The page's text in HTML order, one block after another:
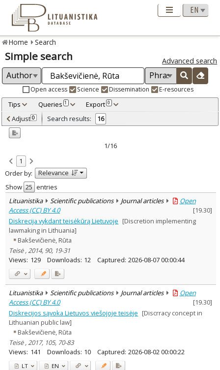
Home Search
Simple search Advanced search
Open access Science Dissemination E-resources
Tips Queries 1 Export 0
Adjusted by criteria 0
Year
Refine
Open access
Scientific publications 16
Document Type:
Books & books parts 1
Journal articles 14
Dissertations 1
Subject area:
Sociology 1
Law 16
Text language
Historical periods
Lithuanian place names
Subject
Journal
Adjust 0 Search results: 16
1/16
1
Order by:
Relevance
Show
entries
Lituanistika
Scientific publications Journal articles
Open
Access (CC) BY 4.0
[19.30]
Diskrecija vykdant teisėkūrą Lietuvoje [Discretion implementing
lawmaking in Lithuania]
Bakševičienė, Rūta
Teisė , 2014, 90, 19-31
Views: 129 Downloads: 12 Captured: 2026-08-07 00:00:44
Lituanistika Scientific publications Journal articles
Open
Access (CC) BY 4.0
[19.30]
Diskrecijos sąvoka Lietuvos viešojoje teisėje [Discrracy concept in
Lithuanian public law]
Bakševičienė, Rūta
Teisė , 2017, 105, 70-83
Views: 141 Downloads: 10 Captured: 2026-08-02 00:00:22
LT EN